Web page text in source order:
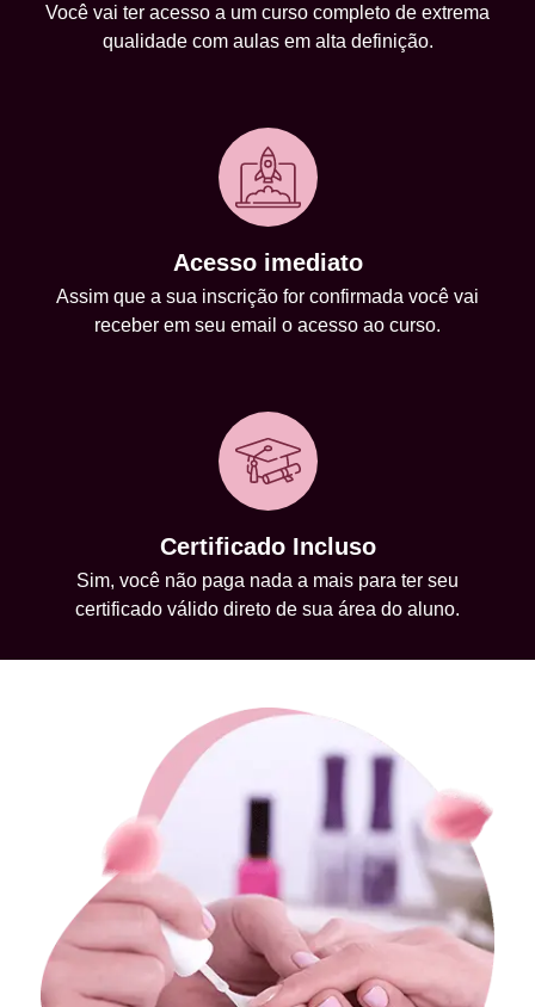
Você vai ter acesso a um curso completo de extrema
qualidade com aulas em alta definição.
Acesso imediato
Assim que a sua inscrição for confirmada você vai
receber em seu email o acesso ao curso.
Certificado Incluso
Sim, você não paga nada a mais para ter seu
certificado válido direto de sua área do aluno.